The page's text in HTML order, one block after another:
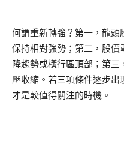
何謂重新轉強？第一，龍頭
保持相對強勢；第二，股價
降趨勢或橫行區頂部；第
壓收縮。若三項條件逐步
才是較值得關注的時機。